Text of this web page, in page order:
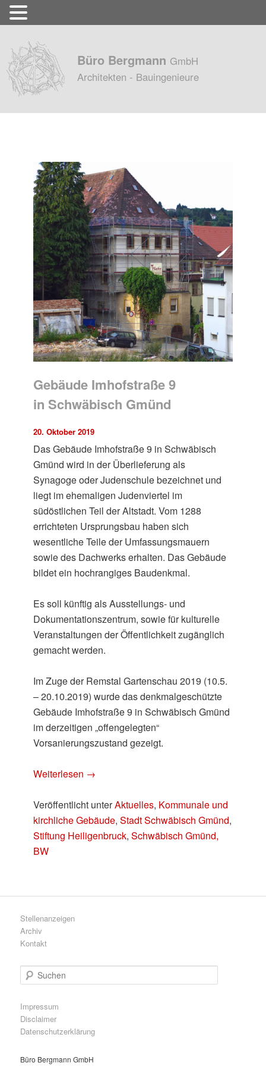
Büro Bergmann GmbH
Architekten - Bauingenieure
Gebäude Imhofstraße 9
in Schwäbisch Gmünd
20. Oktober 2019
Das Gebäude Imhofstraße 9 in Schwäbisch
Gmünd wird in der Überlieferung als
Synagoge oder Judenschule bezeichnet und
liegt im ehemaligen Judenviertel im
südöstlichen Teil der Altstadt. Vom 1288
errichteten Ursprungsbau haben sich
wesentliche Teile der Umfassungsmauern
sowie des Dachwerks erhalten. Das Gebäude
bildet ein hochrangiges Baudenkmal.
Es soll künftig als Ausstellungs- und
Dokumentationszentrum, sowie für kulturelle
Veranstaltungen der Öffentlichkeit zugänglich
gemacht werden.
Im Zuge der Remstal Gartenschau 2019 (10.5.
– 20.10.2019) wurde das denkmalgeschützte
Gebäude Imhofstraße 9 in Schwäbisch Gmünd
im derzeitigen „offengelegten“
Vorsanierungszustand gezeigt.
Weiterlesen →
Veröffentlicht unterAktuelles, Kommunale und
kirchliche Gebäude,Stadt Schwäbisch Gmünd,
Stiftung Heiligenbruck,Schwäbisch Gmünd,
BW
Stellenanzeigen
Archiv
Kontakt
u
h
e
n
Impressum
Disclaimer
Datenschutzerklärung
Büro Bergmann GmbH